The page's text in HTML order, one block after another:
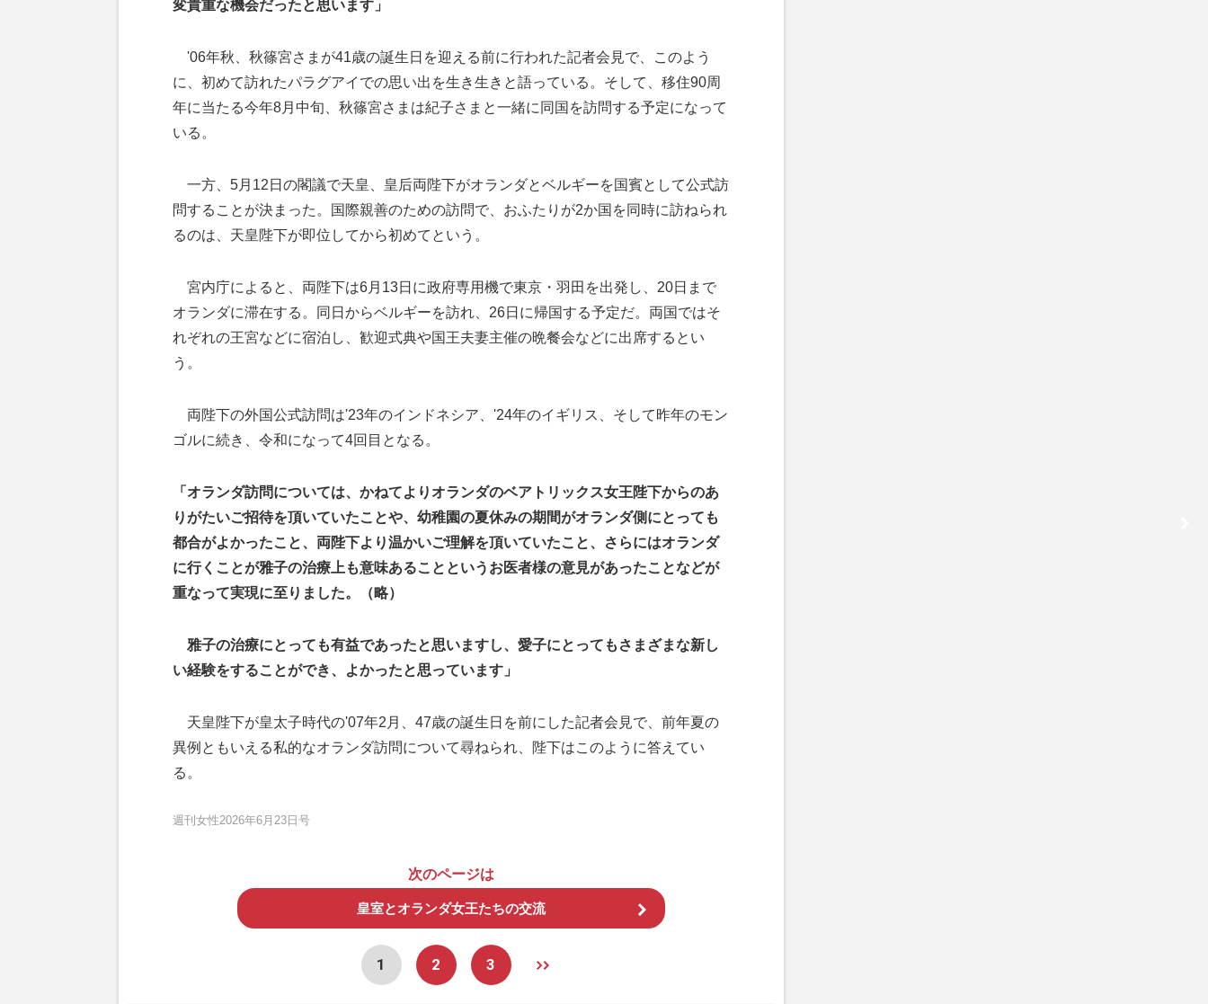
変貴重な機会だったと思います」
'06年秋、秋篠宮さまが41歳の誕生日を迎える前に行われた記者会見で、このよう
に、初めて訪れたパラグアイでの思い出を生き生きと語っている。そして、移住90周
年に当たる今年8月中旬、秋篠宮さまは紀子さまと一緒に同国を訪問する予定になって
いる。
一方、5月12日の閣議で天皇、皇后両陛下がオランダとベルギーを国賓として公式訪
問することが決まった。国際親善のための訪問で、おふたりが2か国を同時に訪ねられ
るのは、天皇陛下が即位してから初めてという。
宮内庁によると、両陛下は6月13日に政府専用機で東京・羽田を出発し、20日まで
オランダに滞在する。同日からベルギーを訪れ、26日に帰国する予定だ。両国ではそ
れぞれの王宮などに宿泊し、歓迎式典や国王夫妻主催の晩餐会などに出席するとい
う。
両陛下の外国公式訪問は'23年のインドネシア、'24年のイギリス、そして昨年のモン
ゴルに続き、令和になって4回目となる。
「オランダ訪問については、かねてよりオランダのベアトリックス女王陛下からのあ
りがたいご招待を頂いていたことや、幼稚園の夏休みの期間がオランダ側にとっても
都合がよかったこと、両陛下より温かいご理解を頂いていたこと、さらにはオランダ
に行くことが雅子の治療上も意味あることというお医者様の意見があったことなどが
重なって実現に至りました。（略）
雅子の治療にとっても有益であったと思いますし、愛子にとってもさまざまな新し
い経験をすることができ、よかったと思っています」
天皇陛下が皇太子時代の'07年2月、47歳の誕生日を前にした記者会見で、前年夏の
異例ともいえる私的なオランダ訪問について尋ねられ、陛下はこのように答えてい
る。
週刊女性2026年6月23日号
次のページは
皇室とオランダ女王たちの交流
1 2 3